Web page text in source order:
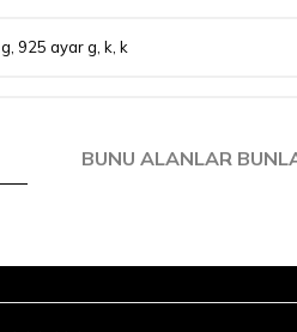
g 925 ayar g k k
BUNU ALANLAR